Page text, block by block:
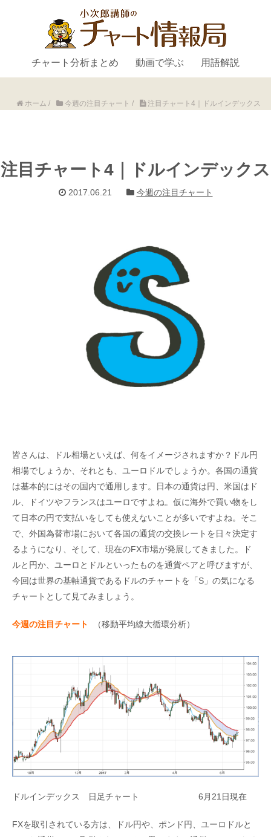
チャート分析まとめ 動画で学ぶ 用語解説
ホーム / 今週の注目チャート / 注目チャート4｜ドルインデックス
注目チャート4｜ドルインデックス
2017.06.21 今週の注目チャート
皆さんは、ドル相場といえば、何をイメージされますか？ドル円
相場でしょうか、それとも、ユーロドルでしょうか。各国の通貨
は基本的にはその国内で通用します。日本の通貨は円、米国はド
ル、ドイツやフランスはユーロですよね。仮に海外で買い物をし
て日本の円で支払いをしても使えないことが多いですよね。そこ
で、外国為替市場において各国の通貨の交換レートを日々決定す
るようになり、そして、現在のFX市場が発展してきました。ド
ルと円か、ユーロとドルといったものを通貨ペアと呼びますが、
今回は世界の基軸通貨であるドルのチャートを「S」の気になる
チャートとして見てみましょう。
今週の注目チャート （移動平均線大循環分析）
ドルインデックス 日足チャート 6月21日現在
FXを取引されている方は、ドル円や、ポンド円、ユーロドルと